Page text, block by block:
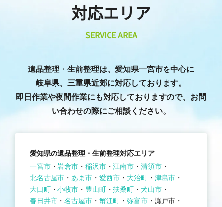
対応エリア
SERVICE AREA
遺品整理・生前整理は、愛知県一宮市を中心に
岐阜県、三重県近郊に対応しております。
即日作業や夜間作業にも対応しておりますので、お問
い合わせの際にご相談ください。
愛知県の遺品整理・生前整理対応エリア
一宮市
岩倉市 稲沢市 江南市
清須市
北名古屋市
あま市 愛西市 大治町
津島市
大口町
小牧市 豊山町 扶桑町
犬山市
春日井市
名古屋市 蟹江町 弥富市
瀬戸市